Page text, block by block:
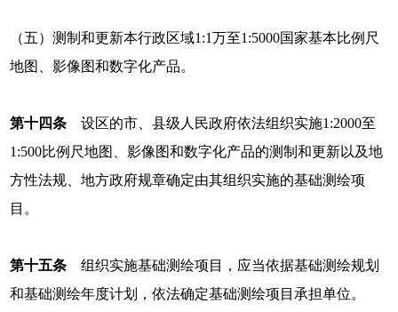
（五）测制和更新本行政区域1:1万至1:5000国家基本比例尺
地图、影像图和数字化产品。
第十四条 设区的市、县级人民政府依法组织实施1:2000至
1:500比例尺地图、影像图和数字化产品的测制和更新以及地
方性法规、地方政府规章确定由其组织实施的基础测绘项
目。
第十五条 组织实施基础测绘项目，应当依据基础测绘规划
和基础测绘年度计划，依法确定基础测绘项目承担单位。